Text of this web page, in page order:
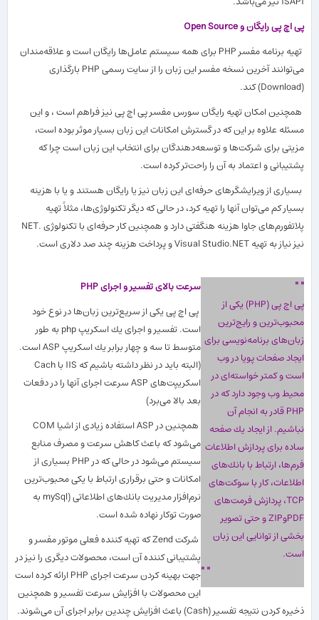
پی اچ پی رایگان و Open Source
تهیه برنامه مفسر PHP برای همه سیستم عامل
ها رایگان است و علاقهمندان
می
توانند آخرین نسخه مفسر این زبان را از سایت رسمی PHP بارگذاری
(Download) كند.
همچنین امكان تهیه رایگان سورس مفسر پی اچ پی نیز فراهم است ، و این
مسئله علاوه بر این كه در گسترش امكانات این زبان بسیار موثر بوده است،
مزیتی برای شركتها و توسعهدهندگان برای انتخاب این زبان است چرا كه
پشتیبانی و اعتماد به آن را راحتتر كرده است.
بسیاری از ویرایشگرهای حرفهای این زبان نیز یا رایگان هستند و یا با هزینه
بسیار كم میتوان آنها را تهیه كرد، در حالی كه دیگر تكنولوژیها، مثلاً تهیه
پلاتفورمهای جاوا هزینه هنگفتی دارد و همچنین كار حرفه
ای با تكنولوژی .NET
نیز نیاز به تهیه Visual Studio.NET و پرداخت هزینه چند صد دلاری است.
"
"
پی اچ پی (PHP) یكی از
محبوبترین و رایجترین
زبانهای برنامهنویسی برای
ایجاد صفحات پویا در وب
است و كمتر خواستهای در
محیط وب وجود دارد كه در
PHP قادر به انجام آن
نباشیم. از ایجاد یك صفحه
ساده برای پردازش اطلاعات
فرمها، ارتباط با بانكهای
اطلاعات، كار با سوكتهای
TCP، پردازش فرمت
های
PDFوZIP و حتی تصویر
بخشی از توانایی این زبان
است.
"
"
سرعت بالای تفسیر و اجرای PHP
پی اچ پی یكی از سریعترین زبانها در نوع خود
است. تفسیر و اجرای یك اسكریپ php به طور
متوسط تا سه و چهار برابر یك اسكریپ ASP است.
(البته باید در نظر داشته باشیم كه IIS با Cach
اسكریپت
های ASP سرعت اجرای آنها را در دفعات
بعد بالا میبرد)
همچنین در ASP استفاده زیادی از اشیا COM
میشود كه باعث كاهش سرعت و مصرف منابع
سیستم می
شود در حالی كه در PHP بسیاری از
امكانات و حتی برقراری ارتباط با یكی محبوبترین
نرمافزار مدیریت بانك
های اطلاعاتی (mySql به
صورت توكار نهاده شده است.
شركت Zend كه تهیه كننده فعلی موتور مفسر و
پشتیبانی كننده آن است، محصولات دیگری را نیز در
جهت بهینه كردن سرعت اجرای PHP ارائه كرده است
این محصولات با افزایش سرعت تفسیر و همچنین
ذخیره كردن نتیجه تفسیر (Cash) باعث افزایش چندین برابر اجرای آن می
شوند.